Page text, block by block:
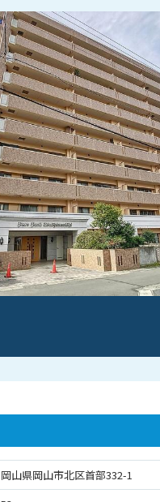
岡山県岡山市北区首部332-1